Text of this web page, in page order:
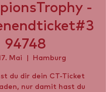
-
94748
Mai Hamburg
du dir dein CT-Ticket
nur damit hast du